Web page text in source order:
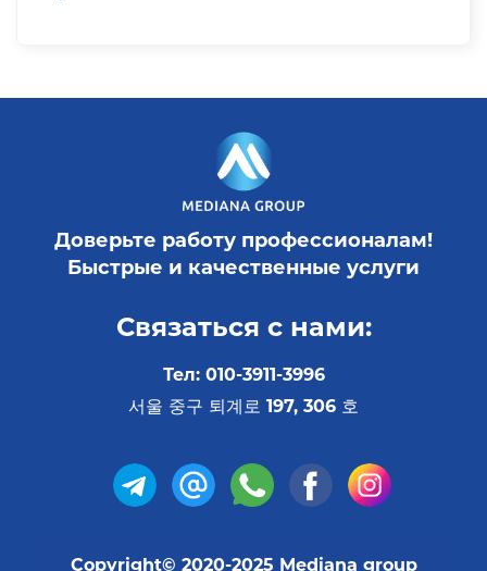
Доверьте работу профессионалам!
Быстрые и качественные услуги
Связаться с нами:
Тел: 010-3911-3996
서울 중구 퇴계로 197, 306 호
Copyright© 2020-2025 Mediana group